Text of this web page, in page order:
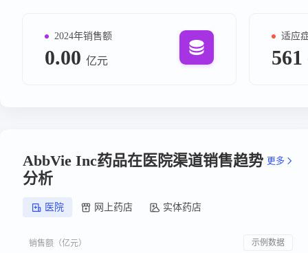
2024年销售额
0.00 亿元
适应
561
AbbVie Inc药品在医院渠道销售趋势
分析
更多
医院 网上药店 实体药店
示例数据